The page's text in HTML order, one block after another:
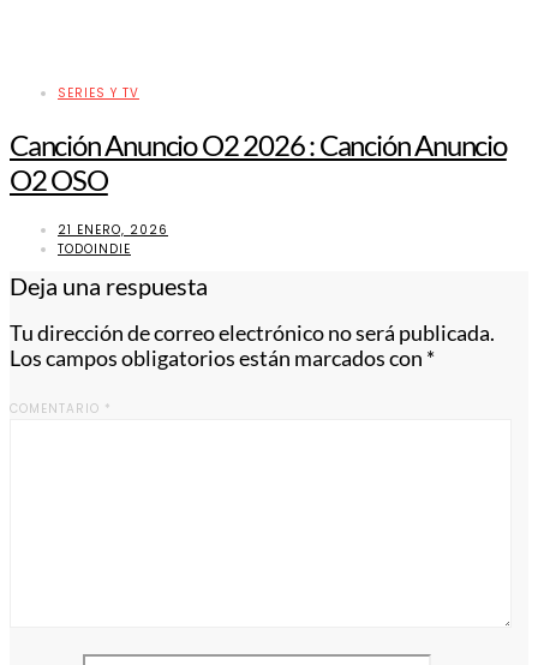
SERIES Y TV
Canción Anuncio O2 2026 : Canción Anuncio
O2 OSO
21 ENERO, 2026
TODOINDIE
Deja una respuesta
Tu dirección de correo electrónico no será publicada.
Los campos obligatorios están marcados con *
COMENTARIO *